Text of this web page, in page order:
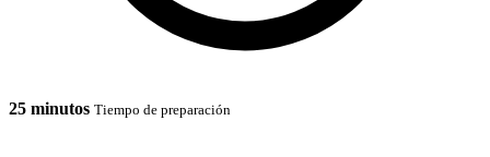
25 minutos Tiempo de preparación